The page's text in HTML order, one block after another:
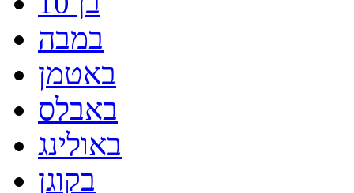
במבה
באטמן
באבלס
באולינג
בקוגן